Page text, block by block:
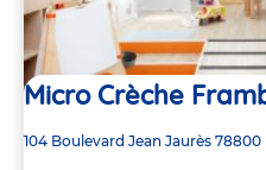
Micro Crèche
Adresse
104 Boulevard Jean Jaurès 78800